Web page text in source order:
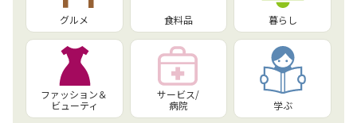
グルメ 食料品 暮らし
ファッション＆
ビューティ
サービス/
病院
学ぶ